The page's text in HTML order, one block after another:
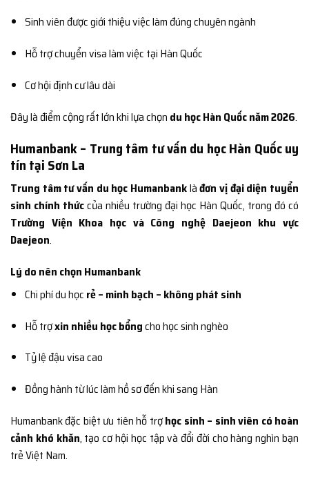
Sinh viên được giới thiệu việc làm đúng chuyên ngành
Hỗ trợ chuyển visa làm việc tại Hàn Quốc
Cơ hội định cư lâu dài
Đây là điểm cộng rất lớn khi lựa chọn du học Hàn Quốc năm 2026.
Humanbank – Trung tâm tư vấn du học Hàn Quốc uy
tín tại Sơn La
Trung tâm tư vấn du học Humanbanklàđơn vị đại diện tuyển
sinh chính thứccủa nhiều trường đại học Hàn Quốc, trong đó có
Trường Viện Khoa học và Công nghệ Daejeon khu vực
Daejeon.
Lý do nên chọn Humanbank
Chi phí du học rẻ – minh bạch – không phát sinh
Hỗ trợxin nhiều học bổngcho học sinh nghèo
Tỷ lệ đậu visa cao
Đồng hành từ lúc làm hồ sơ đến khi sang Hàn
Humanbank đặc biệt ưu tiên hỗ trợhọc sinh – sinh viên có hoàn
cảnh khó khăn, tạo cơ hội học tập và đổi đời cho hàng nghìn bạn
trẻ Việt Nam.